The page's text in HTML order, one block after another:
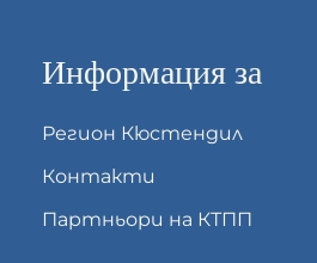
Информация за
Регион Кюстендил
Контакти
Партньори на КТПП